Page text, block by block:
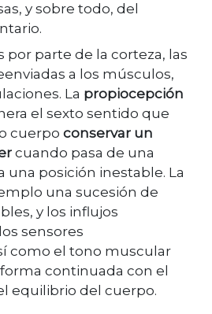
y sobre todo, del
por parte de la corteza, las
a los músculos,
La propiocepción
el sexto sentido que
cuerpo conservar un
cuando pasa de una
una posición inestable. La
una sucesión de
y los influjos
sensores
como el tono muscular
continuada con el
equilibrio del cuerpo.